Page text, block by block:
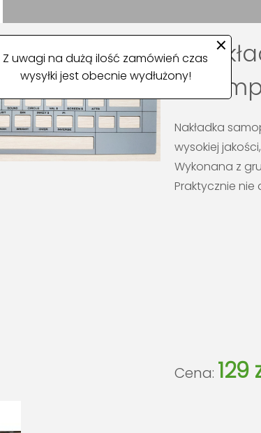
Z uwagi na dużą ilość zamówień czas
wysyłki jest obecnie wydłużony!
×
Nakładka
wysokiej
Wykonana z
Praktycznie nie
Cena: 129